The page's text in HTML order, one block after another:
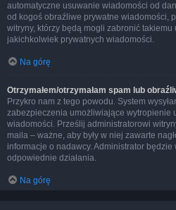
automatyczne usuwanie wiadomości od
od kogoś obraźliwe prywatne wiadomości,
witryny, którzy będą mogli zabronić takiemu
jakichkolwiek prywatnych wiadomości.
Na górę
Otrzymałem/otrzymałam spam lub
Przykro nam z tego powodu. System
zabezpieczenia umożliwiające wytropienie
wiadomości. Prześlij administratorowi
maila – ważne, aby były w niej zawarte
informacje o nadawcy. Administrator będzie
odpowiednie działania.
Na górę